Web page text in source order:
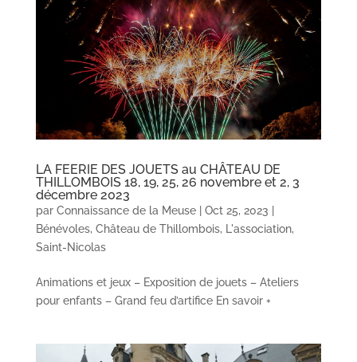
LA FEERIE DES JOUETS au CHÂTEAU DE
THILLOMBOIS 18, 19, 25, 26 novembre et 2, 3
décembre 2023
par Connaissance de la Meuse| Oct 25, 2023 |
Bénévoles, Château de Thillombois, L'association,
Saint-Nicolas
Animations et jeux – Exposition de jouets – Ateliers
pour enfants – Grand feu d’artifice En savoir +